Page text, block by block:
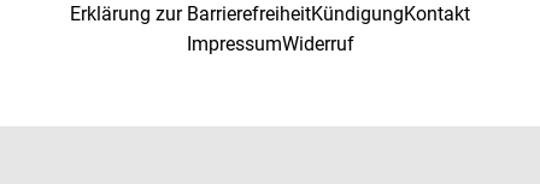
Erklärung zur BarrierefreiheitKündigungKontakt
ImpressumWiderruf